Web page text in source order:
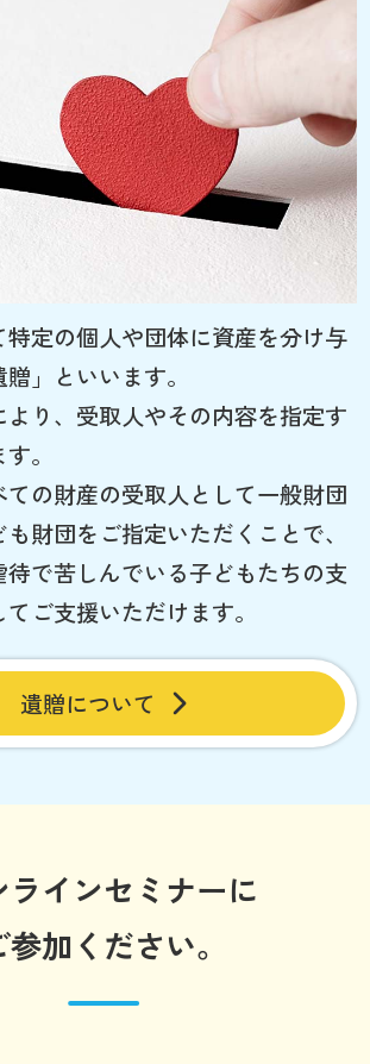
定の個人や団体に資産を分け与
」といいます。
り、受取人やその内容を指定す
。
の財産の受取人として一般財団
財団をご指定いただくことで、
待で苦しんでいる子どもたちの支
ご支援いただけます。
遺贈について
ラインセミナーに
参加ください。